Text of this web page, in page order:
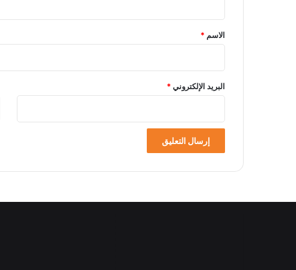
*
الاسم *
البريد الإلكتروني*